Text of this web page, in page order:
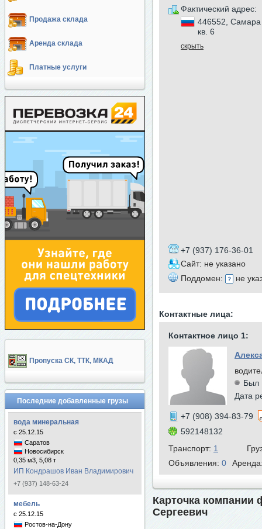
Продажа склада
Аренда склада
Платные услуги
Пропуска СК, ТТК, МКАД
Последние добавленные грузы
вода минеральная
с 25.12.15
Саратов
Новосибирск
0,35 м3, 5,08 т
ИП Кондрашов Иван Владимирович
+7 (937) 148-63-24
мебель
с 25.12.15
Ростов-на-Дону
Фактический адрес:
446552, Самара
кв. 6
скрыть
+7 (937) 176-36-01
Сайт: не указано
Поддомен:
не
Контактные лица:
Контактное лицо 1:
Был
Дата
+7 (908) 394-83-79
592148132
Транспорт: 1
Объявления: 0
Карточка компании
Сергеевич